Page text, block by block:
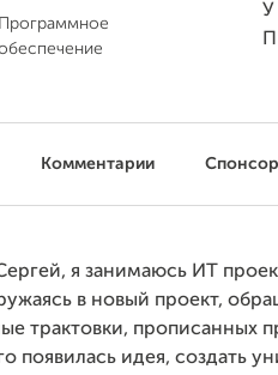
Программное
У
Комментарии
я занимаюсь ИТ
в новый проект,
трактовки, прописанных
появилась идея, создать